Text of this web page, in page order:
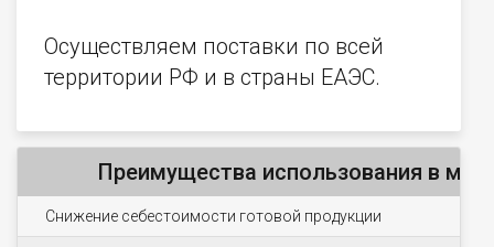
Осуществляем поставки по всей
территории РФ и в страны ЕАЭС.
Преимущества использования в
Снижение себестоимости готовой продукции